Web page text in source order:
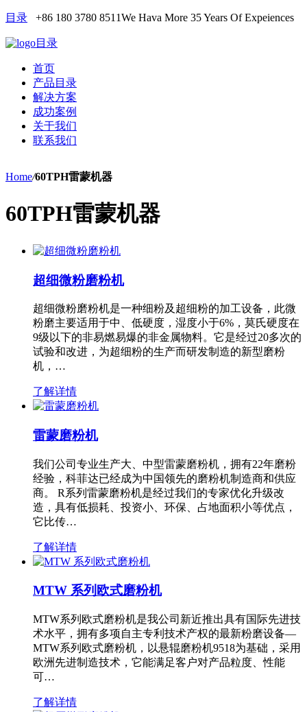
目录 +86 180 3780 8511We Hava More 35 Years Of Expeiences
目录
首页
产品目录
解决方案
成功案例
关于我们
联系我们
Home/60TPH雷蒙机器
60TPH雷蒙机器
超细微粉磨粉机
超细微粉磨粉机是一种细粉及超细粉的加工设备，此微
粉磨主要适用于中、低硬度，湿度小于6%，莫氏硬度在
9级以下的非易燃易爆的非金属物料。它是经过20多次的
试验和改进，为超细粉的生产而研发制造的新型磨粉
机，…
了解详情
雷蒙磨粉机
我们公司专业生产大、中型雷蒙磨粉机，拥有22年磨粉
经验，科菲达已经成为中国领先的磨粉机制造商和供应
商。 R系列雷蒙磨粉机是经过我们的专家优化升级改
造，具有低损耗、投资小、环保、占地面积小等优点，
它比传…
了解详情
MTW 系列欧式磨粉机
MTW系列欧式磨粉机是我公司新近推出具有国际先进技
术水平，拥有多项自主专利技术产权的最新粉磨设备—
MTW系列欧式磨粉机，以悬辊磨粉机9518为基础，采用
欧洲先进制造技术，它能满足客户对产品粒度、性能
可…
了解详情